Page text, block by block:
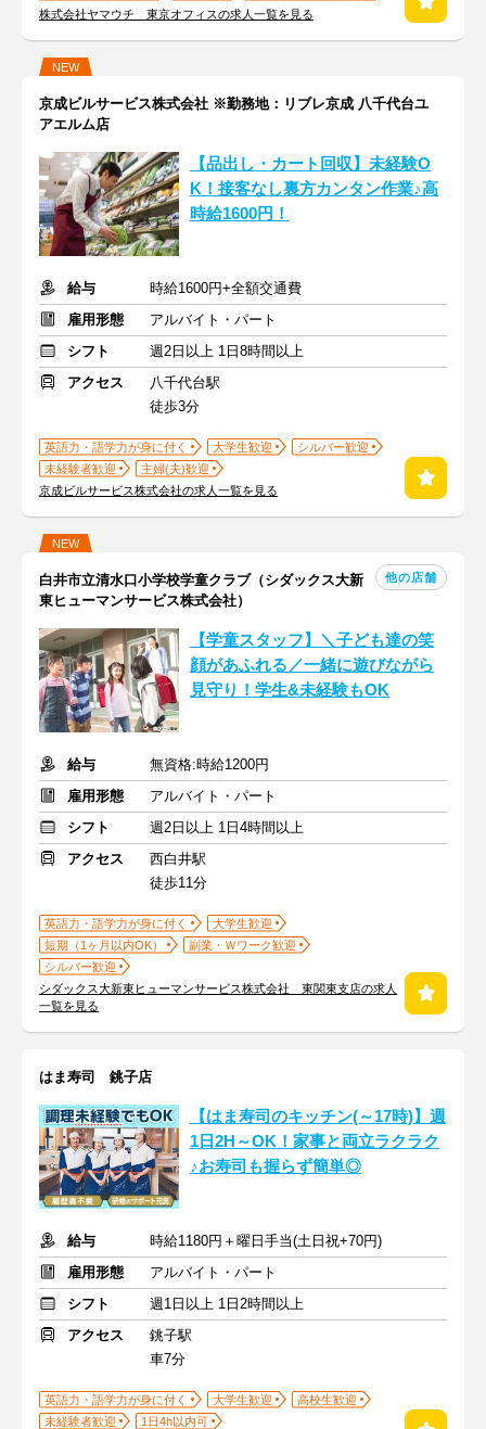
株式会社ヤマウチ 東京オフィスの求人一覧を見る
NEW
京成ビルサービス株式会社 ※勤務地：リブレ京成 八千代台ユ
アエルム店
【品出し・カート回収】未経験O
K！接客なし裏方カンタン作業♪高
時給1600円！
給与
時給1600円+全額交通費
雇用形態
アルバイト・パート
シフト
週2日以上 1日8時間以上
アクセス
八千代台駅
徒歩3分
英語力・語学力が身に付く 大学生歓迎
シルバー歓迎
未経験者歓迎
主婦(夫)歓迎
京成ビルサービス株式会社の求人一覧を見る
NEW
白井市立清水口小学校学童クラブ（シダックス大新
東ヒューマンサービス株式会社）
他の店舗
【学童スタッフ】＼子ども達の笑
顔があふれる／一緒に遊びながら
見守り！学生&未経験もOK
給与
無資格:時給1200円
雇用形態
アルバイト・パート
シフト
週2日以上 1日4時間以上
アクセス
西白井駅
徒歩11分
英語力・語学力が身に付く
大学生歓迎
短期（1ヶ月以内OK）
副業・Ｗワーク歓迎
シルバー歓迎
シダックス大新東ヒューマンサービス株式会社 東関東支店の求人
一覧を見る
はま寿司 銚子店
【はま寿司のキッチン(～17時)】週
1日2H～OK！家事と両立ラクラク
♪お寿司も握らず簡単◎
給与
時給1180円＋曜日手当(土日祝+70円)
雇用形態
アルバイト・パート
シフト
週1日以上 1日2時間以上
アクセス
銚子駅
車7分
英語力・語学力が身に付く 大学生歓迎
高校生歓迎
未経験者歓迎
1日4h以内可